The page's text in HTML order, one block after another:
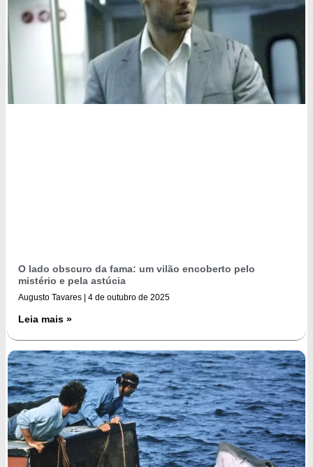
O lado obscuro da fama: um vilão encoberto pelo
mistério e pela astúcia
Augusto Tavares 4 de outubro de 2025
Leia mais »